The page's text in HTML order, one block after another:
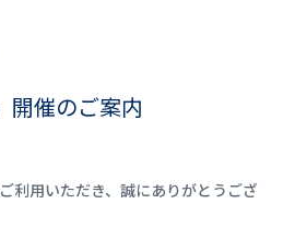
開催のご案内
利用いただき、誠にありがとうござ